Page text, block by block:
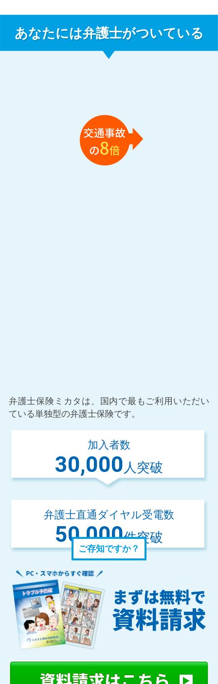
あなたには弁護士がついている
弁護士保険ミカタは、国内で最もご利用いただい
ている単独型の弁護士保険です。
加入者数
30,000人突破
弁護士直通ダイヤル受電数
50,000件突破
ご存知ですか？